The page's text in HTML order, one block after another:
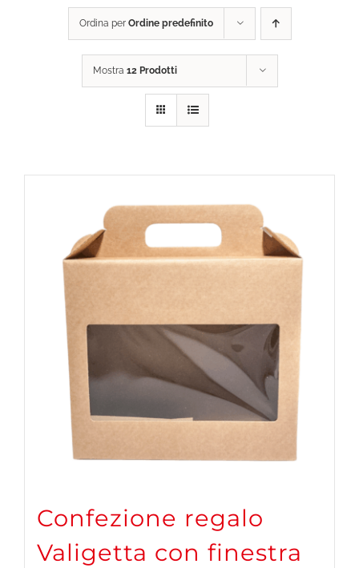
DONA ORA
Ordina per Ordine predefinito
Mostra 12 Prodotti
Confezione regalo
Valigetta con finestra